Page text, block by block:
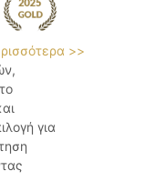
>>
για